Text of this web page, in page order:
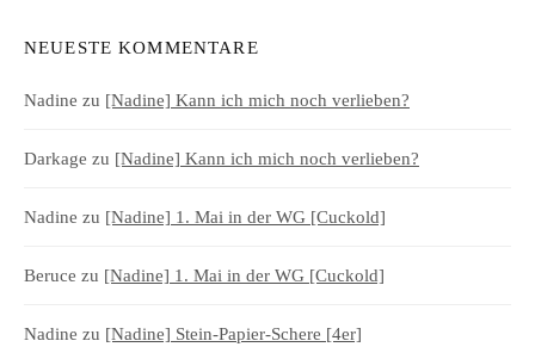
NEUESTE KOMMENTARE
Nadine zu [Nadine] Kann ich mich noch verlieben?
Darkage zu [Nadine] Kann ich mich noch verlieben?
Nadine zu [Nadine] 1. Mai in der WG [Cuckold]
Beruce zu [Nadine] 1. Mai in der WG [Cuckold]
Nadine zu [Nadine] Stein-Papier-Schere [4er]